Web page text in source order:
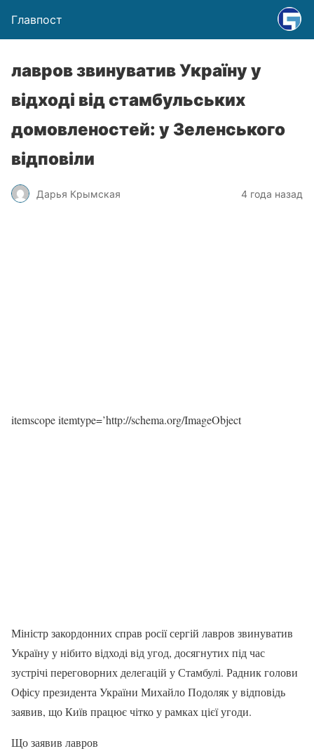
Главпост
лавров звинуватив Україну у
відході від стамбульських
домовленостей: у Зеленського
відповіли
Дарья Крымская 4 года назад
itemscope itemtype=’http://schema.org/ImageObject
Міністр закордонних справ росії сергій лавров звинуватив
Україну у нібито відході від угод, досягнутих під час
зустрічі переговорних делегацій у Стамбулі. Радник голови
Офісу президента України Михайло Подоляк у відповідь
заявив, що Київ працює чітко у рамках цієї угоди.
Що заявив лавров